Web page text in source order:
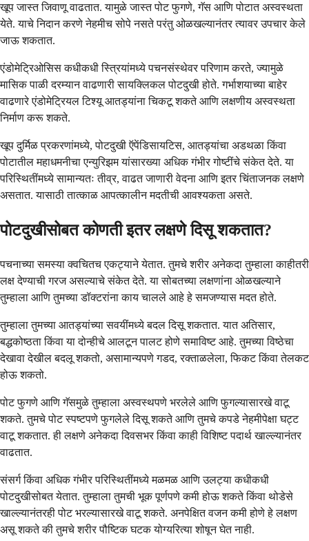
खूप जास्त जिवाणू वाढतात. यामुळे जास्त पोट फुगणे, गॅस आणि पोटात अस्वस्थता
येते. याचे निदान करणे नेहमीच सोपे नसते परंतु ओळखल्यानंतर त्यावर उपचार केले
जाऊ शकतात.
एंडोमेट्रिओसिस कधीकधी स्त्रियांमध्ये पचनसंस्थेवर परिणाम करते, ज्यामुळे
मासिक पाळी दरम्यान वाढणारी सायक्लिकल पोटदुखी होते. गर्भाशयाच्या बाहेर
वाढणारे एंडोमेट्रियल टिश्यू आतड्यांना चिकटू शकते आणि लक्षणीय अस्वस्थता
निर्माण करू शकते.
खूप दुर्मिळ प्रकरणांमध्ये, पोटदुखी ऍपेंडिसायटिस, आतड्यांचा अडथळा किंवा
पोटातील महाधमनीचा एन्युरिझम यांसारख्या अधिक गंभीर गोष्टींचे संकेत देते. या
परिस्थितींमध्ये सामान्यतः तीव्र, वाढत जाणारी वेदना आणि इतर चिंताजनक लक्षणे
असतात. यासाठी तात्काळ आपत्कालीन मदतीची आवश्यकता असते.
पोटदुखीसोबत कोणती इतर लक्षणे दिसू शकतात?
पचनाच्या समस्या क्वचितच एकट्याने येतात. तुमचे शरीर अनेकदा तुम्हाला काहीतरी
लक्ष देण्याची गरज असल्याचे संकेत देते. या सोबतच्या लक्षणांना ओळखल्याने
तुम्हाला आणि तुमच्या डॉक्टरांना काय चालले आहे हे समजण्यास मदत होते.
तुम्हाला तुमच्या आतड्यांच्या सवयींमध्ये बदल दिसू शकतात. यात अतिसार,
बद्धकोष्ठता किंवा या दोन्हीचे आलटून पालट होणे समाविष्ट आहे. तुमच्या विष्ठेचा
देखावा देखील बदलू शकतो, असामान्यपणे गडद, ​​रक्ताळलेला, फिकट किंवा तेलकट
होऊ शकतो.
पोट फुगणे आणि गॅसमुळे तुम्हाला अस्वस्थपणे भरलेले आणि फुगल्यासारखे वाटू
शकते. तुमचे पोट स्पष्टपणे फुगलेले दिसू शकते आणि तुमचे कपडे नेहमीपेक्षा घट्ट
वाटू शकतात. ही लक्षणे अनेकदा दिवसभर किंवा काही विशिष्ट पदार्थ खाल्ल्यानंतर
वाढतात.
संसर्ग किंवा अधिक गंभीर परिस्थितींमध्ये मळमळ आणि उलट्या कधीकधी
पोटदुखीसोबत येतात. तुम्हाला तुमची भूक पूर्णपणे कमी होऊ शकते किंवा थोडेसे
खाल्ल्यानंतरही पोट भरल्यासारखे वाटू शकते. अनपेक्षित वजन कमी होणे हे लक्षण
असू शकते की तुमचे शरीर पौष्टिक घटक योग्यरित्या शोषून घेत नाही.